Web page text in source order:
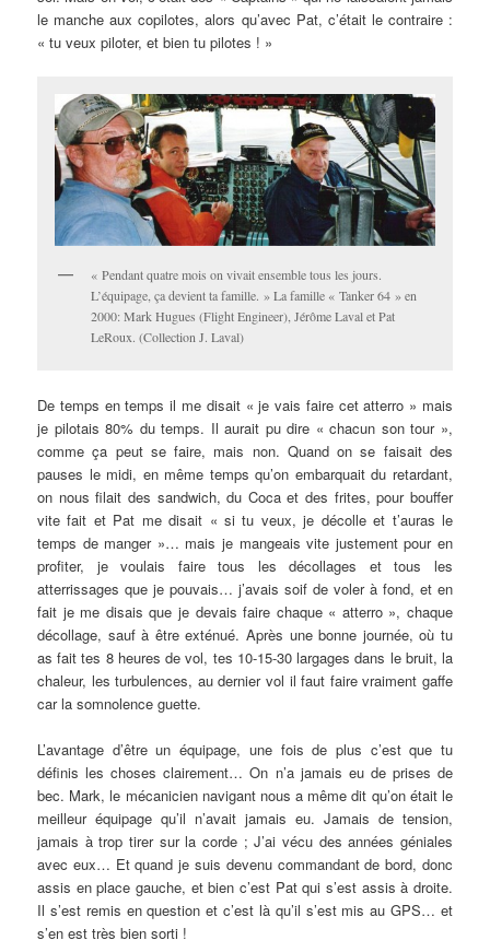
le manche aux copilotes, alors qu’avec Pat, c’était le contraire :
« tu veux piloter, et bien tu pilotes ! »
« Pendant quatre mois on vivait ensemble tous les jours.
L’équipage, ça devient ta famille. » La famille « Tanker 64 » en
2000: Mark Hugues (Flight Engineer), Jérôme Laval et Pat
LeRoux. (Collection J. Laval)
De temps en temps il me disait « je vais faire cet atterro » mais
je pilotais 80% du temps. Il aurait pu dire « chacun son tour »,
comme ça peut se faire, mais non. Quand on se faisait des
pauses le midi, en même temps qu’on embarquait du retardant,
on nous filait des sandwich, du Coca et des frites, pour bouffer
vite fait et Pat me disait « si tu veux, je décolle et t’auras le
temps de manger »… mais je mangeais vite justement pour en
profiter, je voulais faire tous les décollages et tous les
atterrissages que je pouvais… j’avais soif de voler à fond, et en
fait je me disais que je devais faire chaque « atterro », chaque
décollage, sauf à être exténué. Après une bonne journée, où tu
as fait tes 8 heures de vol, tes 10-15-30 largages dans le bruit, la
chaleur, les turbulences, au dernier vol il faut faire vraiment gaffe
car la somnolence guette.
L’avantage d’être un équipage, une fois de plus c’est que tu
définis les choses clairement… On n’a jamais eu de prises de
bec. Mark, le mécanicien navigant nous a même dit qu’on était le
meilleur équipage qu’il n’avait jamais eu. Jamais de tension,
jamais à trop tirer sur la corde ; J’ai vécu des années géniales
avec eux… Et quand je suis devenu commandant de bord, donc
assis en place gauche, et bien c’est Pat qui s’est assis à droite.
Il s’est remis en question et c’est là qu’il s’est mis au GPS… et
s’en est très bien sorti !